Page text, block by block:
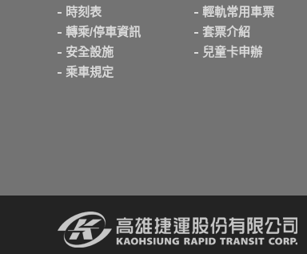
時刻表
轉乘/停車資訊
安全設施
乘車規定
輕軌常用車票
套票介紹
兒童卡申辦